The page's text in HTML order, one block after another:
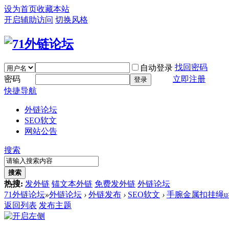
设为首页收藏本站
开启辅助访问 切换风格
自动登录 找回密码
密码
登录
立即注册
快捷导航
外链论坛
SEO软文
网站公告
搜索
搜索
热搜: 发外链 锚文本外链 免费发外链 外链论坛
71外链论坛»外链论坛 › 外链发布 › SEO软文 › 手腕金属扣挂绳
返回列表 发布主题